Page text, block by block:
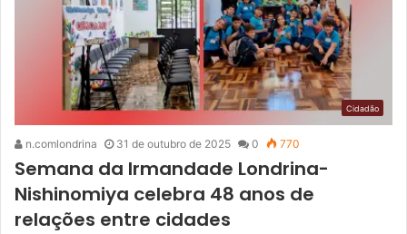
Cidadão
n.comlondrina 31 de outubro de 2025 0 770
Semana da Irmandade Londrina-
Nishinomiya celebra 48 anos de
relações entre cidades